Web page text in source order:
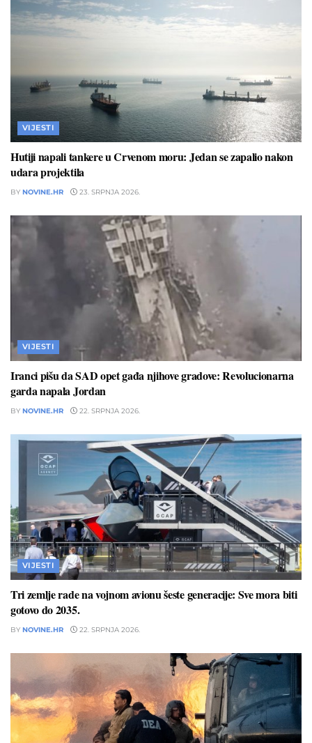
VIJESTI
Hutiji napali tankere u Crvenom moru: Jedan se zapalio nakon
udara projektila
BY NOVINE.HR 23. SRPNJA 2026.
VIJESTI
Iranci pišu da SAD opet gađa njihove gradove: Revolucionarna
garda napala Jordan
BY NOVINE.HR 22. SRPNJA 2026.
VIJESTI
Tri zemlje rade na vojnom avionu šeste generacije: Sve mora biti
gotovo do 2035.
BY NOVINE.HR 22. SRPNJA 2026.